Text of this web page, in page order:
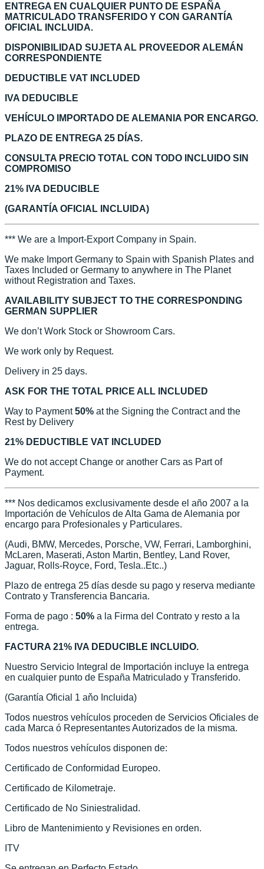
ENTREGA EN CUALQUIER PUNTO DE ESPAÑA
MATRICULADO TRANSFERIDO Y CON GARANTÍA
OFICIAL INCLUIDA.
DISPONIBILIDAD SUJETA AL PROVEEDOR ALEMÁN
CORRESPONDIENTE
DEDUCTIBLE VAT INCLUDED
IVA DEDUCIBLE
VEHÍCULO IMPORTADO DE ALEMANIA POR ENCARGO.
PLAZO DE ENTREGA 25 DÍAS.
CONSULTA PRECIO TOTAL CON TODO INCLUIDO SIN
COMPROMISO
21% IVA DEDUCIBLE
(GARANTÍA OFICIAL INCLUIDA)
*** We are a Import-Export Company in Spain.
We make Import Germany to Spain with Spanish Plates and
Taxes Included or Germany to anywhere in The Planet
without Registration and Taxes.
AVAILABILITY SUBJECT TO THE CORRESPONDING
GERMAN SUPPLIER
We don’t Work Stock or Showroom Cars.
We work only by Request.
Delivery in 25 days.
ASK FOR THE TOTAL PRICE ALL INCLUDED
Way to Payment50% at the Signing the Contract and the
Rest by Delivery
21% DEDUCTIBLE VAT INCLUDED
We do not accept Change or another Cars as Part of
Payment.
*** Nos dedicamos exclusivamente desde el año 2007 a la
Importación de Vehículos de Alta Gama de Alemania por
encargo para Profesionales y Particulares.
(Audi, BMW, Mercedes, Porsche, VW, Ferrari, Lamborghini,
McLaren, Maserati, Aston Martin, Bentley, Land Rover,
Jaguar, Rolls-Royce, Ford, Tesla..Etc..)
Plazo de entrega 25 días desde su pago y reserva mediante
Contrato y Transferencia Bancaria.
Forma de pago : 50% a la Firma del Contrato y resto a la
entrega.
FACTURA 21% IVA DEDUCIBLE INCLUIDO.
Nuestro Servicio Integral de Importación incluye la entrega
en cualquier punto de España Matriculado y Transferido.
(Garantía Oficial 1 aňo Incluida)
Todos nuestros vehículos proceden de Servicios Oficiales de
cada Marca ó Representantes Autorizados de la misma.
Todos nuestros vehículos disponen de:
Certificado de Conformidad Europeo.
Certificado de Kilometraje.
Certificado de No Siniestralidad.
Libro de Mantenimiento y Revisiones en orden.
ITV